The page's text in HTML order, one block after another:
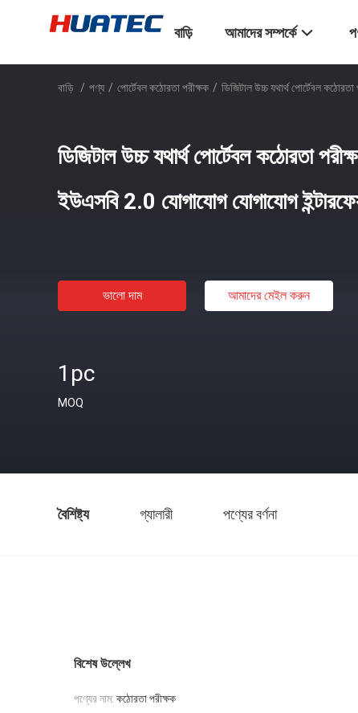
বাড়ি আমাদের সম্পর্কে
বাড়ি / পণ্য / পোর্টেবল কঠোরতা পরীক্ষক / ডিজিটাল উচ্চ যথার্থ পোর্টেবল
ডিজিটাল উচ্চ যথার্থ পোর্টেবল কঠোরতা
ইউএসবি 2.0 যোগাযোগ যোগাযোগ
ভালো দাম আমাদের মেইল ​​করুন
1pc
MOQ
বৈশিষ্ট্য গ্যালারী পণ্যের বর্ণনা
বিশেষ উল্লেখ
পণ্যের নাম: কঠোরতা পরীক্ষক